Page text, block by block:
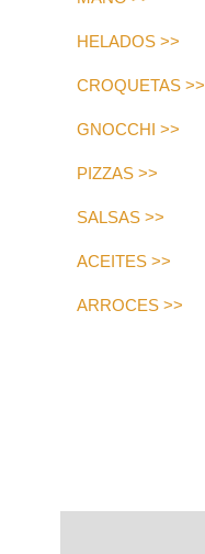
HELADOS >>
CROQUETAS >>
GNOCCHI >>
PIZZAS >>
SALSAS >>
ACEITES >>
ARROCES >>